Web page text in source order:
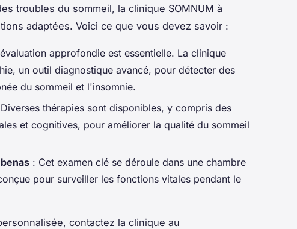
troubles du sommeil, la clinique SOMNUM à
adaptées. Voici ce que vous devez savoir :
approfondie est essentielle. La clinique
un outil diagnostique avancé, pour détecter des
du sommeil et l'insomnie.
thérapies sont disponibles, y compris des
et cognitives, pour améliorer la qualité du sommeil
: Cet examen clé se déroule dans une chambre
pour surveiller les fonctions vitales pendant le
contactez la clinique au